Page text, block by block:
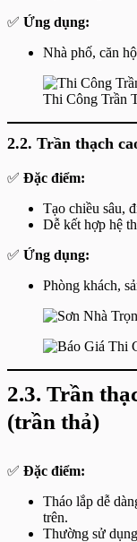
✅ Ứng dụng:
Nhà phố, căn
Thi Công Trần
2.2. Trần thạch
✅ Đặc điểm:
Tạo chiều sâu,
Dễ kết hợp hệ
✅ Ứng dụng:
Phòng khách,
2.3. Trần
(trần thả)
✅ Đặc điểm:
Tháo lắp dễ
trên.
Thường sử